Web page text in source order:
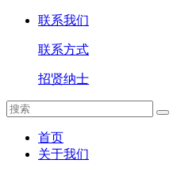
联系我们
联系方式
招贤纳士
首页
关于我们